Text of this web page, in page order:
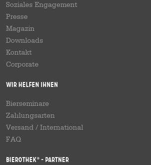
Soziales Engagement
Presse
Magazin
Downloads
Kontakt
Corporate
Wir helfen Ihnen
Bierseminare
Zahlungsarten
Versand / International
FAQ
Bierothek® - Partner